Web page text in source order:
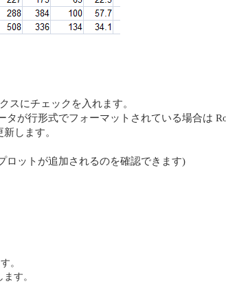
スにチェックを入れます。
が行形式でフォーマットされている場合は
します。
ロットが追加されるのを確認できます)
。
す。